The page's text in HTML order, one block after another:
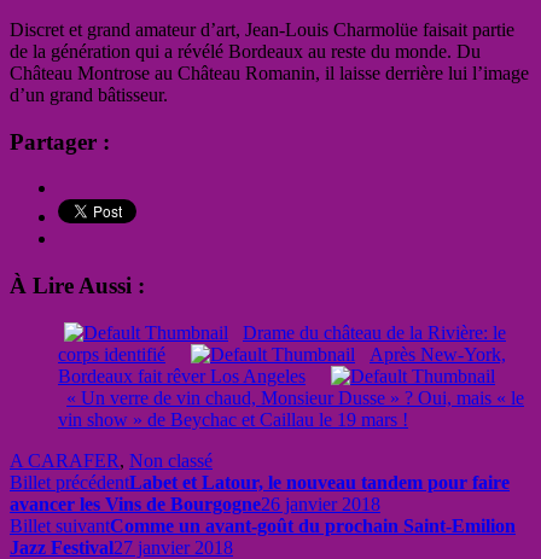
Discret et grand amateur d’art, Jean-Louis Charmolüe faisait partie
de la génération qui a révélé Bordeaux au reste du monde. Du
Château Montrose au Château Romanin, il laisse derrière lui l’image
d’un grand bâtisseur.
Partager :
À Lire Aussi :
Drame du château de la Rivière: le
corps identifié
Après New-York,
Bordeaux fait rêver Los Angeles
« Un verre de vin chaud, Monsieur Dusse » ? Oui, mais « le
vin show » de Beychac et Caillau le 19 mars !
A CARAFER, Non classé
Billet précédentLabet et Latour, le nouveau tandem pour faire
avancer les Vins de Bourgogne26 janvier 2018
Billet suivantComme un avant-goût du prochain Saint-Emilion
Jazz Festival27 janvier 2018